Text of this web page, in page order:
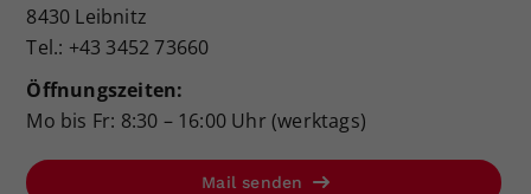
8430 Leibnitz
Tel.: +43 3452 73660
Öffnungszeiten:
Mo bis Fr: 8:30 – 16:00 Uhr (werktags)
Mail senden